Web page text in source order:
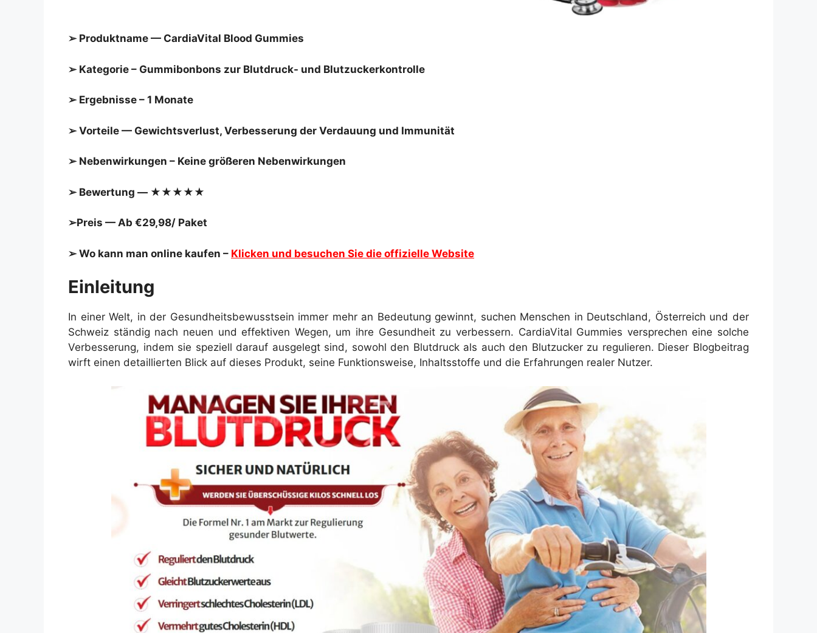
➢ Produktname — CardiaVital Blood Gummies
➢ Kategorie – Gummibonbons zur Blutdruck- und Blutzuckerkontrolle
➢ Ergebnisse – 1 Monate
➢ Vorteile — Gewichtsverlust, Verbesserung der Verdauung und Immunität
➢ Nebenwirkungen – Keine größeren Nebenwirkungen
➢ Bewertung — ★★★★★
➢Preis — Ab €29,98/ Paket
➢ Wo kann man online kaufen – Klicken und besuchen Sie die offizielle Website
Einleitung
In einer Welt, in der Gesundheitsbewusstsein immer mehr an Bedeutung gewinnt, suchen Menschen in Deutschland, Österreich und der
Schweiz ständig nach neuen und effektiven Wegen, um ihre Gesundheit zu verbessern. CardiaVital Gummies versprechen eine solche
Verbesserung, indem sie speziell darauf ausgelegt sind, sowohl den Blutdruck als auch den Blutzucker zu regulieren. Dieser Blogbeitrag
wirft einen detaillierten Blick auf dieses Produkt, seine Funktionsweise, Inhaltsstoffe und die Erfahrungen realer Nutzer.